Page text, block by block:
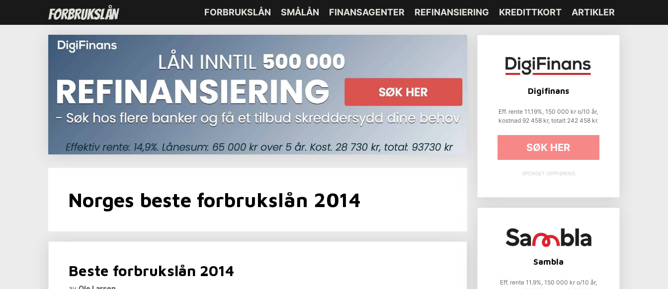
FORBRUKSLÅN SMÅLÅN FINANSAGENTER REFINANSIERING KREDITTKORT ARTIKLER
Norges beste forbrukslån 2014
Beste forbrukslån 2014
Digifinans
Eff. rente 11.19%, 150 000 kr o/10 år,
kostnad 92 458 kr, totalt 242 458 kr.
SØK HER
SPONSET OPPFØRING
Sambla
Eff. rente 11.9%, 150 000 kr o/10 år,